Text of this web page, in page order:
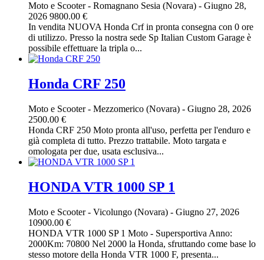
Moto e Scooter- Romagnano Sesia (Novara) - Giugno 28,
2026 9800.00 €
In vendita NUOVA Honda Crf in pronta consegna con 0 ore
di utilizzo. Presso la nostra sede Sp Italian Custom Garage è
possibile effettuare la tripla o...
Honda CRF 250
Moto e Scooter- Mezzomerico (Novara) - Giugno 28, 2026
2500.00 €
Honda CRF 250 Moto pronta all'uso, perfetta per l'enduro e
già completa di tutto. Prezzo trattabile. Moto targata e
omologata per due, usata esclusiva...
HONDA VTR 1000 SP 1
Moto e Scooter- Vicolungo (Novara) - Giugno 27, 2026
10900.00 €
HONDA VTR 1000 SP 1 Moto - Supersportiva Anno:
2000Km: 70800 Nel 2000 la Honda, sfruttando come base lo
stesso motore della Honda VTR 1000 F, presenta...